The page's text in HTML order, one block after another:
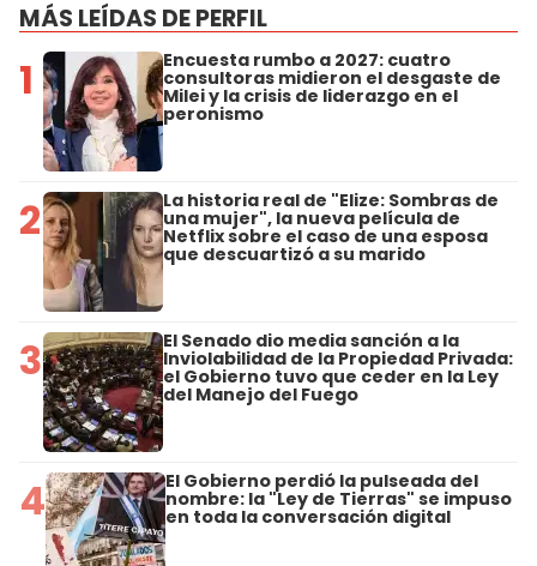
MÁS LEÍDAS DE PERFIL
1 Encuesta rumbo a 2027: cuatro
consultoras midieron el desgaste de
Milei y la crisis de liderazgo en el
peronismo
2 La historia real de "Elize: Sombras de
una mujer", la nueva película de
Netflix sobre el caso de una esposa
que descuartizó a su marido
3 El Senado dio media sanción a la
Inviolabilidad de la Propiedad Privada:
el Gobierno tuvo que ceder en la Ley
del Manejo del Fuego
4 El Gobierno perdió la pulseada del
nombre: la "Ley de Tierras" se impuso
en toda la conversación digital